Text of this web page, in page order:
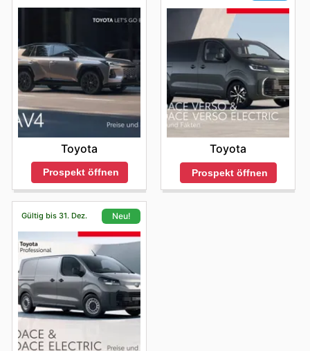
Toyota
Prospekt öffnen
Toyota
Prospekt öffnen
Gültig bis 31. Dez. Neu!